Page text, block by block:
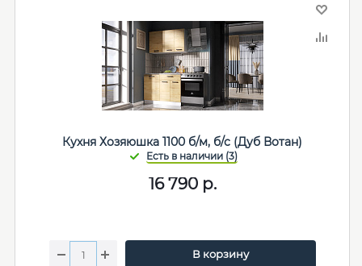
Кухня Хозяюшка 1100 б/м, б/с (Дуб Вотан)
16 790 р.
В корзину